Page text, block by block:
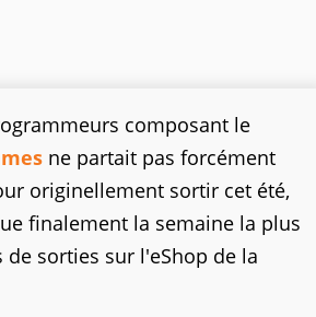
composant le
ne partait pas forcément
originellement sortir cet été,
finalement la semaine la plus
de sorties sur l'eShop de la